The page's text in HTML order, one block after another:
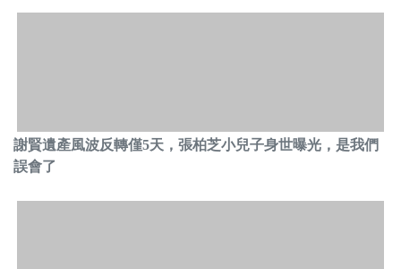
謝賢遺產風波反轉僅5天，張柏芝小兒子身世曝光，是我們
誤會了